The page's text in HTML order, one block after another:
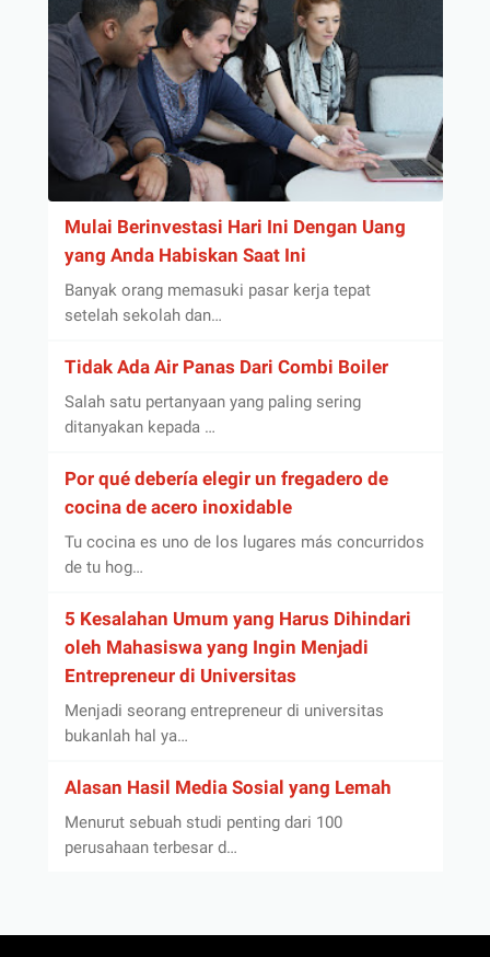
Mulai Berinvestasi Hari Ini Dengan Uang
yang Anda Habiskan Saat Ini
Banyak orang memasuki pasar kerja tepat
setelah sekolah dan…
Tidak Ada Air Panas Dari Combi Boiler
Salah satu pertanyaan yang paling sering
ditanyakan kepada …
Por qué debería elegir un fregadero de
cocina de acero inoxidable
Tu cocina es uno de los lugares más concurridos
de tu hog…
5 Kesalahan Umum yang Harus Dihindari
oleh Mahasiswa yang Ingin Menjadi
Entrepreneur di Universitas
Menjadi seorang entrepreneur di universitas
bukanlah hal ya…
Alasan Hasil Media Sosial yang Lemah
Menurut sebuah studi penting dari 100
perusahaan terbesar d…